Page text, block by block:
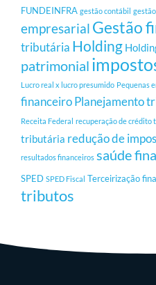
FUNDEINFRA gestão contábil
empresarial Gestão
tributária Holding
patrimonial
Lucro real x lucro presumido Pequenas
financeiroPlanejamento
Receita Federal recuperação de crédito
tributária redução de
resultados financeiros saúde
SPED SPED Fiscal Terceirização
tributos